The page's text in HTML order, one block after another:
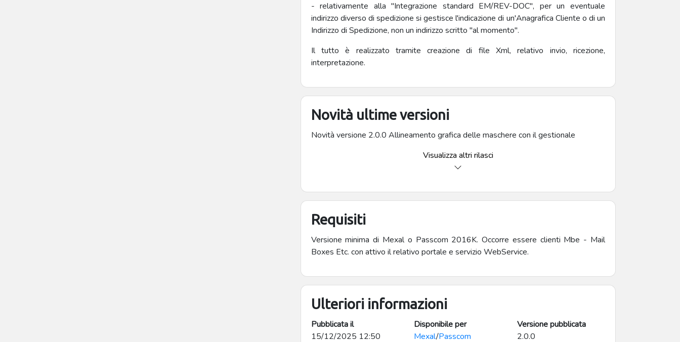
- relativamente alla "Integrazione standard EM/REV-DOC", per un eventuale
indirizzo diverso di spedizione si gestisce l'indicazione di un'Anagrafica Cliente o di un
Indirizzo di Spedizione, non un indirizzo scritto "al momento".
Il tutto è realizzato tramite creazione di file Xml, relativo invio, ricezione,
interpretazione.
Novità ultime versioni
Novità versione 2.0.0 Allineamento grafica delle maschere con il gestionale
Visualizza altri rilasci
Requisiti
Versione minima di Mexal o Passcom 2016K. Occorre essere clienti Mbe - Mail
Boxes Etc. con attivo il relativo portale e servizio WebService.
Ulteriori informazioni
Pubblicata il
15/12/2025 12:50
Disponibile per
Mexal/Passcom
Versione pubblicata
2.0.0